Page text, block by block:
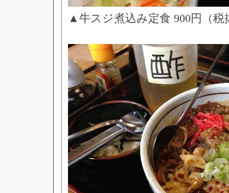
▲牛スジ煮込み定食 900円（税